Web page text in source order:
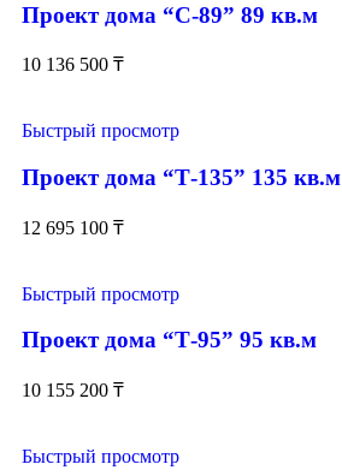
Проект дома “С-89” 89 кв.м
10 136 500 ₸
Быстрый просмотр
Проект дома “Т-135” 135 кв.м
12 695 100 ₸
Быстрый просмотр
Проект дома “Т-95” 95 кв.м
10 155 200 ₸
Быстрый просмотр